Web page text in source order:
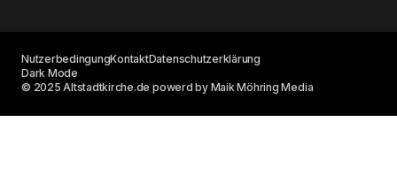
© 2025 Altstadtkirche.de powerd by Maik Möhring Media
NutzerbedingungKontaktDatenschutzerklärung
Dark Mode